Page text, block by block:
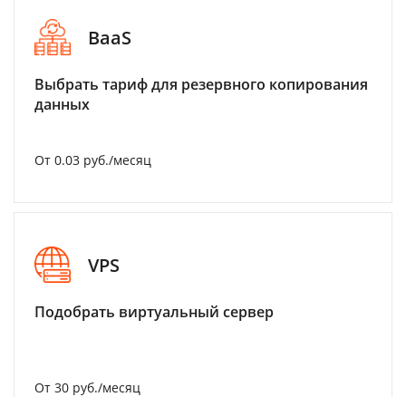
BaaS
Выбрать тариф для резервного копирования
данных
От 0.03 руб./месяц
VPS
Подобрать виртуальный сервер
От 30 руб./месяц